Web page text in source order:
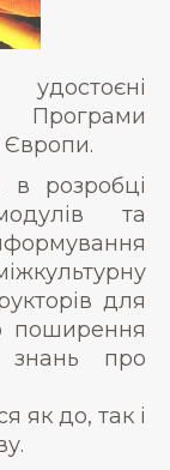
Європи.
в розробці
та
для
поширення
знань про
як до, так і